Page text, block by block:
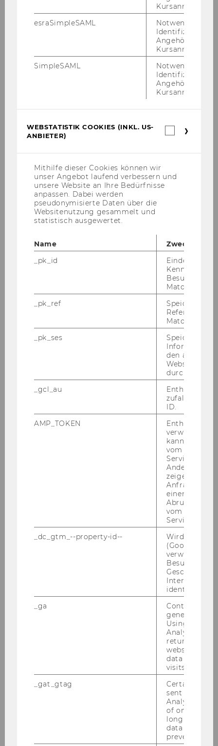
Wiley zeichnet Artikel als „Top Viewed
Der Open-​Access-Artikel „The Many In­di­ca­tors
of Non­pro­fit Suc­cess as Seen by Non­pro­fit Lea­
Neuer Enzyklopädie-Eintrag erschienen:
Anna Pichler-​Theurl und Flo­ren­ti­ne Maier
schrei­ben über den Ur­sprung und die heu­ti­ge
Ein­ord­nung von
WU verleiht Ehrensenator-Titel an Boris
Boris Marte, lang­jäh­ri­ger CEO und nun Se­ni­or
Ad­vi­ser to the Board der ERSTE Stif­tung, wurde
der Titel des Eh­ren­se­na­tors ver­lie­hen.
Kursanmeldung.
esraSimpleSAML
Notwendig zur
Identifizierung
Angehörige/r für
Kursanmeldung.
SimpleSAML
Notwendig zur
Identifizierung
Angehörige/r für
Kursanmeldung.
WEBSTATISTIK COOKIES (INKL. US-
ANBIETER)
Mithilfe dieser Cookies können wir
unser Angebot laufend verbessern und
unsere Website an Ihre Bedürfnisse
anpassen. Dabei werden
pseudonymisierte Daten über die
Websitenutzung gesammelt und
statistisch ausgewertet.
Name
Zweck
_pk_id
Eindeutige
Besuchers
Matomo.
_pk_ref
Speicherung
Referrers
Matomo.
_pk_ses
Speicherung
den aktuellen
durch
_gcl_au
Enthält eine
ID.
AMP_TOKEN
Enthält ein
verwendet
kann, um
vom AMP-
Service
Andere
zeigen Opt-
Anfrage im
einen Fehler
Abrufen
vom AMP
Service an.
_dc_gtm_--property-id--
Wird von
(Google Tag
verwendet,
Besucher
Geschlecht
Interessen zu
identifizieren.
_ga
Contains a
generated
Using this
Analytics can
returning
website and
data from
visits.
_gat_gtag
Certain data
sent to
Analytics a
of once per
long as it is
data
prevented.